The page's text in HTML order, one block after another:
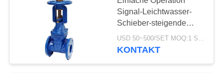
Signal-Leichtwasser-
Schieber-steigende
Stamm-elastische Seats
USD 50~500/SET MOQ:1 Satz
KONTAKT